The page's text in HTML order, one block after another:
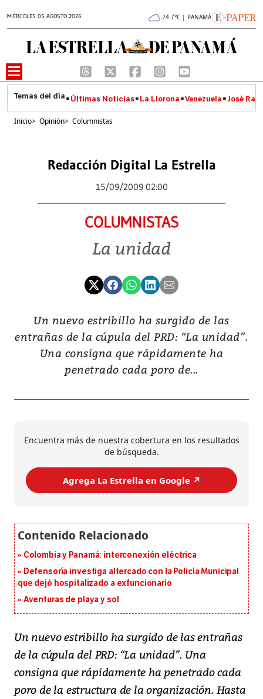
MIÉRCOLES 05 AGOSTO 2026 24.7°C | PANAMÁ
Últimas Noticias La Llorona Venezuela José
Inicio> Opinión> Columnistas
Redacción Digital La Estrella
15/09/2009 02:00
COLUMNISTAS
La unidad
Un nuevo estribillo ha surgido de las
entrañas de la cúpula del PRD: “La unidad”.
Una consigna que rápidamente ha
penetrado cada poro de...
Encuentra más de nuestra cobertura en los resultados
de búsqueda.
Agrega La Estrella en Google ↗️
Colombia y Panamá: interconexión eléctrica
Defensoría investiga altercado con la Policía Municipal
que dejó hospitalizado a exfuncionario
Aventuras de playa y sol
Un nuevo estribillo ha surgido de las entrañas
de la cúpula del PRD: “La unidad”. Una
consigna que rápidamente ha penetrado cada
poro de la estructura de la organización. Hasta